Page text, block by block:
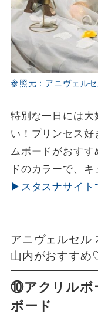
参照元：アニヴェル
特別な一日には大
い！プリンセス好
ムボードがおす
ドのカラーで、キ
▶スタスナサイト
アニヴェルセル
山内がおすすめ
⑩アクリルボ
ボード